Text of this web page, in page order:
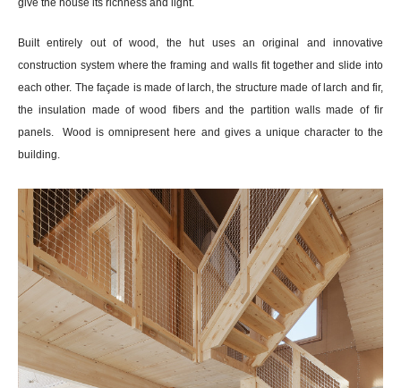
Built entirely out of wood, the hut uses an original and innovative
construction system where the framing and walls fit together and slide into
each other. The façade is made of larch, the structure made of larch and fir,
the insulation made of wood fibers and the partition walls made of fir
panels. Wood is omnipresent here and gives a unique character to the
building.